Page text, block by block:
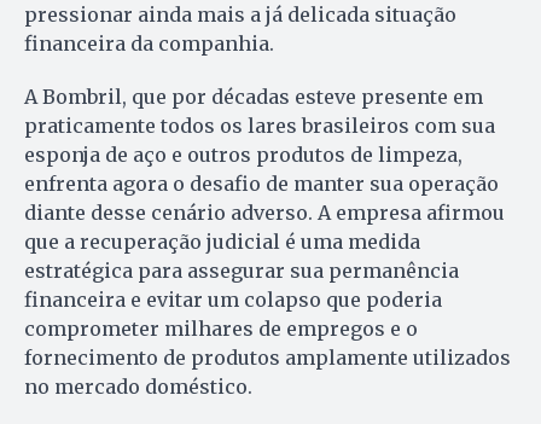
pressionar ainda mais a já delicada situação
financeira da companhia.
A Bombril, que por décadas esteve presente em
praticamente todos os lares brasileiros com sua
esponja de aço e outros produtos de limpeza,
enfrenta agora o desafio de manter sua operação
diante desse cenário adverso. A empresa afirmou
que a recuperação judicial é uma medida
estratégica para assegurar sua permanência
financeira e evitar um colapso que poderia
comprometer milhares de empregos e o
fornecimento de produtos amplamente utilizados
no mercado doméstico.